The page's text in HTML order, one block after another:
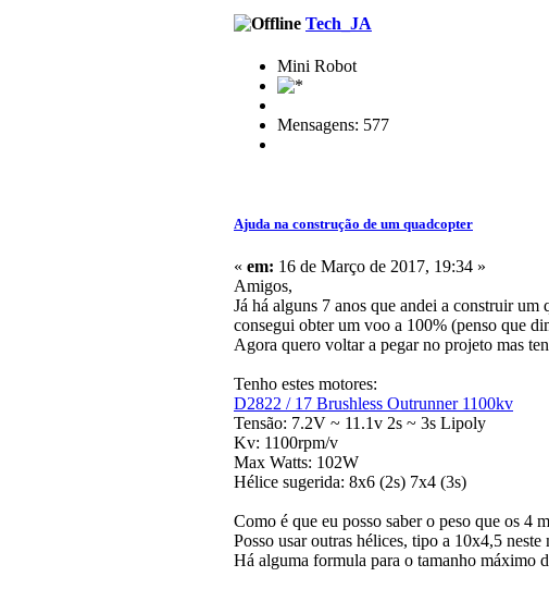
Tech_JA
Mini Robot
Mensagens: 577
Ajuda na construção de um quadcopter
« em: 16 de Março de 2017, 19:34 »
Amigos,
Já há alguns 7 anos que andei a construir um
consegui obter um voo a 100% (penso que
Agora quero voltar a pegar no projeto mas
Tenho estes motores:
D2822 / 17 Brushless Outrunner 1100kv
Tensão: 7.2V ~ 11.1v 2s ~ 3s Lipoly
Kv: 1100rpm/v
Max Watts: 102W
Hélice sugerida: 8x6 (2s) 7x4 (3s)
Como é que eu posso saber o peso que os 4
Posso usar outras hélices, tipo a 10x4,5 neste
Há alguma formula para o tamanho máximo